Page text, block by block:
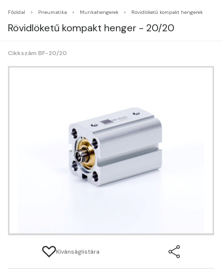
Főoldal Pneumatika Munkahengerek Rövidlöketű kompakt hengerek
Rövidlöketű kompakt henger - 20/20
Cikkszám BF-20/20
Kívánságlistára